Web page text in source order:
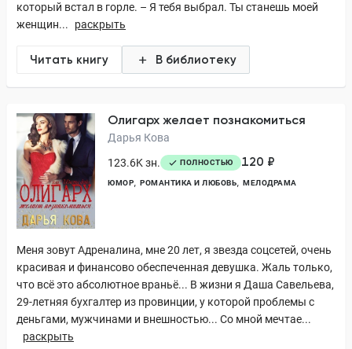
который встал в горле. – Я тебя выбрал. Ты станешь моей
женщин...
раскрыть
Читать книгу В библиотеку
Олигарх желает познакомиться
Дарья Кова
123.6K зн.
ПОЛНОСТЬЮ 120 ₽
ЮМОР РОМАНТИКА И ЛЮБОВЬ МЕЛОДРАМА
Меня зовут Адреналина, мне 20 лет, я звезда соцсетей, очень
красивая и финансово обеспеченная девушка. Жаль только,
что всё это абсолютное враньё... В жизни я Даша Савельева,
29-летняя бухгалтер из провинции, у которой проблемы с
деньгами, мужчинами и внешностью... Со мной мечтае...
раскрыть